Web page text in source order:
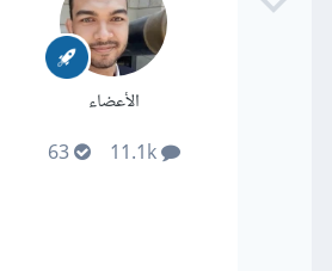
الأعضاء
11.1k
63